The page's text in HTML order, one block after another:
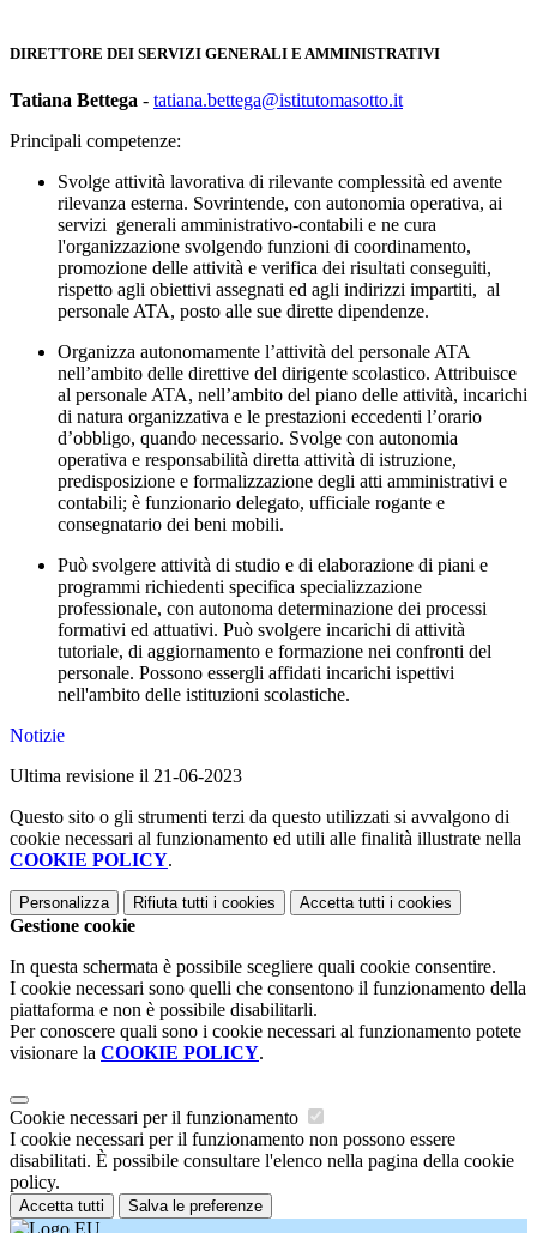
DIRETTORE DEI SERVIZI GENERALI E AMMINISTRATIVI
Tatiana Bettega - tatiana.bettega@istitutomasotto.it
Principali competenze:
Svolge attività lavorativa di rilevante complessità ed avente
rilevanza esterna. Sovrintende, con autonomia operativa, ai
servizi generali amministrativo-contabili e ne cura
l'organizzazione svolgendo funzioni di coordinamento,
promozione delle attività e verifica dei risultati conseguiti,
rispetto agli obiettivi assegnati ed agli indirizzi impartiti, al
personale ATA, posto alle sue dirette dipendenze.
Organizza autonomamente l’attività del personale ATA
nell’ambito delle direttive del dirigente scolastico. Attribuisce
al personale ATA, nell’ambito del piano delle attività, incarichi
di natura organizzativa e le prestazioni eccedenti l’orario
d’obbligo, quando necessario. Svolge con autonomia
operativa e responsabilità diretta attività di istruzione,
predisposizione e formalizzazione degli atti amministrativi e
contabili; è funzionario delegato, ufficiale rogante e
consegnatario dei beni mobili.
Può svolgere attività di studio e di elaborazione di piani e
programmi richiedenti specifica specializzazione
professionale, con autonoma determinazione dei processi
formativi ed attuativi. Può svolgere incarichi di attività
tutoriale, di aggiornamento e formazione nei confronti del
personale. Possono essergli affidati incarichi ispettivi
nell'ambito delle istituzioni scolastiche.
Notizie
Ultima revisione il 21-06-2023
Questo sito o gli strumenti terzi da questo utilizzati si avvalgono di
cookie necessari al funzionamento ed utili alle finalità illustrate nella
COOKIE POLICY.
Personalizza Rifiuta tutti i cookies Accetta tutti i cookies
Gestione cookie
In questa schermata è possibile scegliere quali cookie consentire.
I cookie necessari sono quelli che consentono il funzionamento della
piattaforma e non è possibile disabilitarli.
Per conoscere quali sono i cookie necessari al funzionamento potete
visionare la COOKIE POLICY.
Cookie necessari per il funzionamento
I cookie necessari per il funzionamento non possono essere
disabilitati. È possibile consultare l'elenco nella pagina della cookie
policy.
Accetta tutti Salva le preferenze